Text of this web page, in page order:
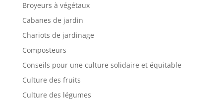
Broyeurs à végétaux
Cabanes de jardin
Chariots de jardinage
Composteurs
Conseils pour une culture solidaire et équitable
Culture des fruits
Culture des légumes